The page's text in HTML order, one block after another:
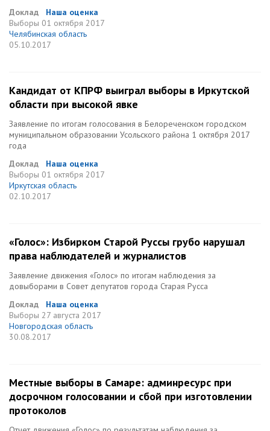
Доклад
Наша оценка
Выборы 01 октября 2017
Челябинская область
05.10.2017
Кандидат от КПРФ выиграл выборы в Иркутской
области при высокой явке
Заявление по итогам голосования в Белореченском городском
муниципальном образовании Усольского района 1 октября 2017
года
Доклад
Наша оценка
Выборы 01 октября 2017
Иркутская область
02.10.2017
«Голос»: Избирком Старой Руссы грубо нарушал
права наблюдателей и журналистов
Заявление движения «Голос» по итогам наблюдения за
довыборами в Совет депутатов города Старая Русса
Доклад
Наша оценка
Выборы 27 августа 2017
Новгородская область
30.08.2017
Местные выборы в Самаре: админресурс при
досрочном голосовании и сбой при изготовлении
протоколов